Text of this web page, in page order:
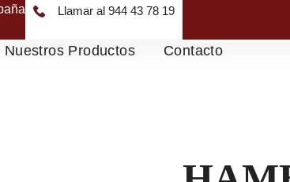
Llamar al 944 43 78 19
Nuestros Productos Contacto